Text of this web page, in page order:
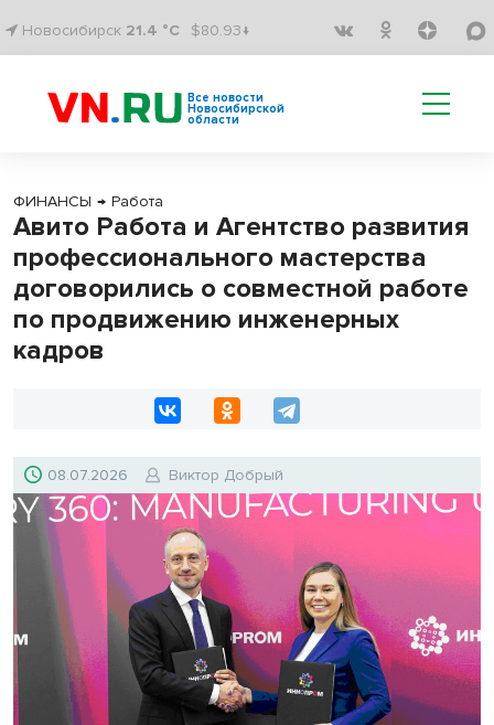
Новосибирск 21.4 °C $80.93↓
Все новости
Новосибирской
области
ФИНАНСЫ → Работа
Авито Работа и Агентство развития
профессионального мастерства
договорились о совместной работе
по продвижению инженерных
кадров
08.07.2026 Виктор Добрый